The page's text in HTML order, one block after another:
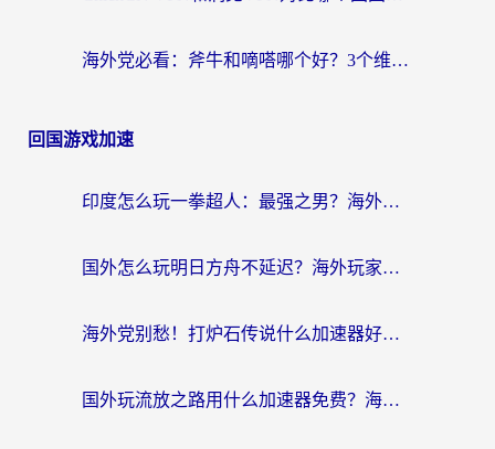
海外党必看：斧牛和嘀嗒哪个好？3个维度教你选对回国加速器
回国游戏加速
印度怎么玩一拳超人：最强之男？海外党国服游戏加速避坑指南
国外怎么玩明日方舟不延迟？海外玩家国服游戏加速终极指南（附DNF梦幻诛仙解决方案）
海外党别愁！打炉石传说什么加速器好用？3个实用技巧解决国服游戏卡顿
国外玩流放之路用什么加速器免费？海外党亲测有效的国服游戏加速指南